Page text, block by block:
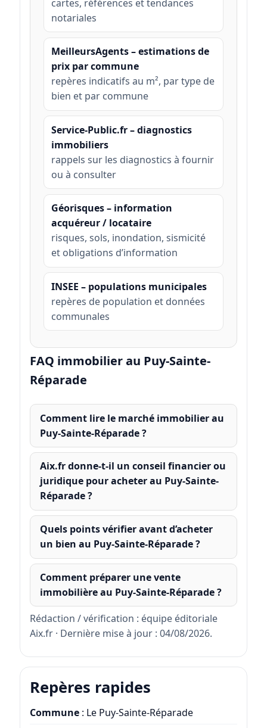
cartes, références et tendances
notariales
MeilleursAgents – estimations de
prix par commune
repères indicatifs au m², par type de
bien et par commune
Service-Public.fr – diagnostics
immobiliers
rappels sur les diagnostics à fournir
ou à consulter
Géorisques – information
acquéreur / locataire
risques, sols, inondation, sismicité
et obligations d’information
INSEE – populations municipales
repères de population et données
communales
FAQ immobilier au Puy-Sainte-
Réparade
Comment lire le marché immobilier au
Puy-Sainte-Réparade ?
Aix.fr donne-t-il un conseil financier ou
juridique pour acheter au Puy-Sainte-
Réparade ?
Quels points vérifier avant d’acheter
un bien au Puy-Sainte-Réparade ?
Comment préparer une vente
immobilière au Puy-Sainte-Réparade ?
Rédaction / vérification : équipe éditoriale
Aix.fr · Dernière mise à jour : 04/08/2026.
Repères rapides
Commune: Le Puy-Sainte-Réparade